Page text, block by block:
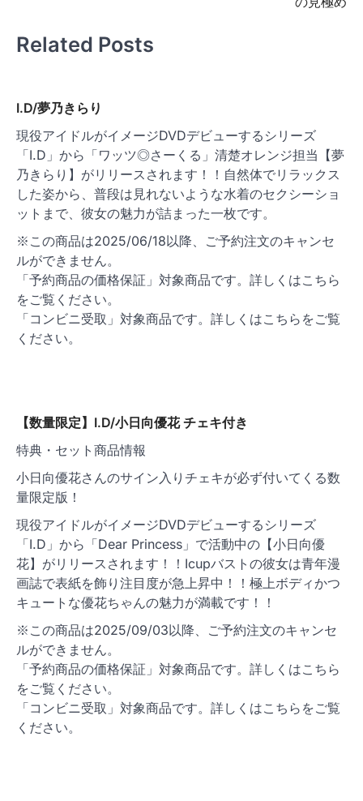
ー
シ
ン
Related Posts
I.D/夢乃きらり
現役アイドルがイメージDVDデビューするシリーズ
「I.D」から「ワッツ◎さーくる」清楚オレンジ担当【夢
乃きらり】がリリースされます！！自然体でリラックス
した姿から、普段は見れないような水着のセクシーショ
ットまで、彼女の魅力が詰まった一枚です。
※この商品は2025/06/18以降、ご予約注文のキャンセ
ルができません。
「予約商品の価格保証」対象商品です。詳しくはこちら
をご覧ください。
「コンビニ受取」対象商品です。詳しくはこちらをご覧
ください。
【数量限定】I.D/小日向優花 チェキ付き
特典・セット商品情報
小日向優花さんのサイン入りチェキが必ず付いてくる数
量限定版！
現役アイドルがイメージDVDデビューするシリーズ
「I.D」から「Dear Princess」で活動中の【小日向優
花】がリリースされます！！Icupバストの彼女は青年漫
画誌で表紙を飾り注目度が急上昇中！！極上ボディかつ
キュートな優花ちゃんの魅力が満載です！！
※この商品は2025/09/03以降、ご予約注文のキャンセ
ルができません。
「予約商品の価格保証」対象商品です。詳しくはこちら
をご覧ください。
「コンビニ受取」対象商品です。詳しくはこちらをご覧
ください。